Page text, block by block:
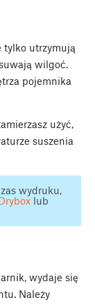
tylko utrzymują
wilgoć.
pojemnika
użyć,
suszenia
wydruku,
lub
wydaje się
Należy